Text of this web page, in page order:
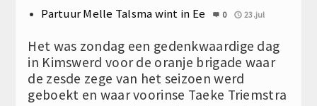
Partuur Melle Talsma wint in Ee 0 23.jul
Het was zondag een gedenkwaardige dag
in Kimswerd voor de oranje brigade waar
de zesde zege van het seizoen werd
geboekt en waar voorinse Taeke Triemstra